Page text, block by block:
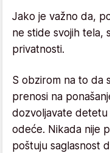
Jako je važno da,
ne stide svojih tela,
privatnosti.
S obzirom na to da
prenosi na
dozvoljavate
odeće. Nikada nije
poštuju saglasnost